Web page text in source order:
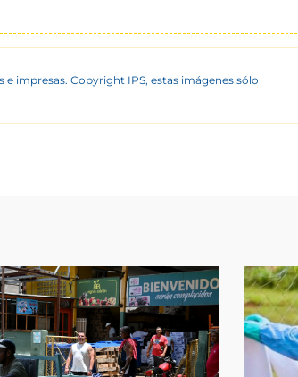
impresas. Copyright IPS, estas imágenes sólo